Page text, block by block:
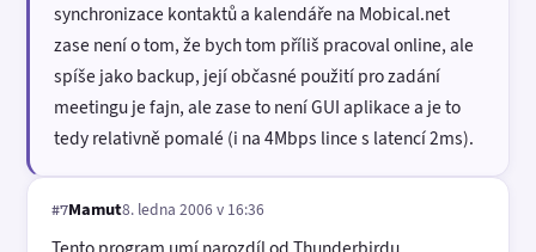
synchronizace kontaktů a kalendáře na Mobical.net
zase není o tom, že bych tom příliš pracoval online, ale
spíše jako backup, její občasné použití pro zadání
meetingu je fajn, ale zase to není GUI aplikace a je to
tedy relativně pomalé (i na 4Mbps lince s latencí 2ms).
#7Mamut8. ledna 2006 v 16:36